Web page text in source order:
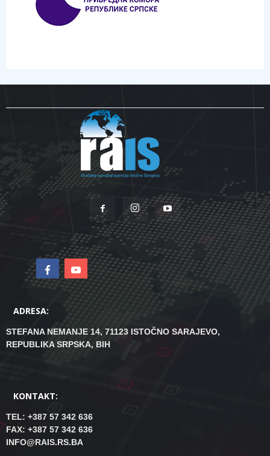
ADRESA:
STEFANA NEMANJE 14, 71123 ISTOČNO SARAJEVO,
REPUBLIKA SRPSKA, BIH
KONTAKT:
TEL: +387 57 342 636
FAX: +387 57 342 636
INFO@RAIS.RS.BA